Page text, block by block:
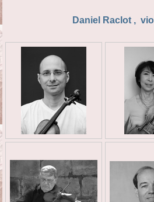
Daniel Raclot ,